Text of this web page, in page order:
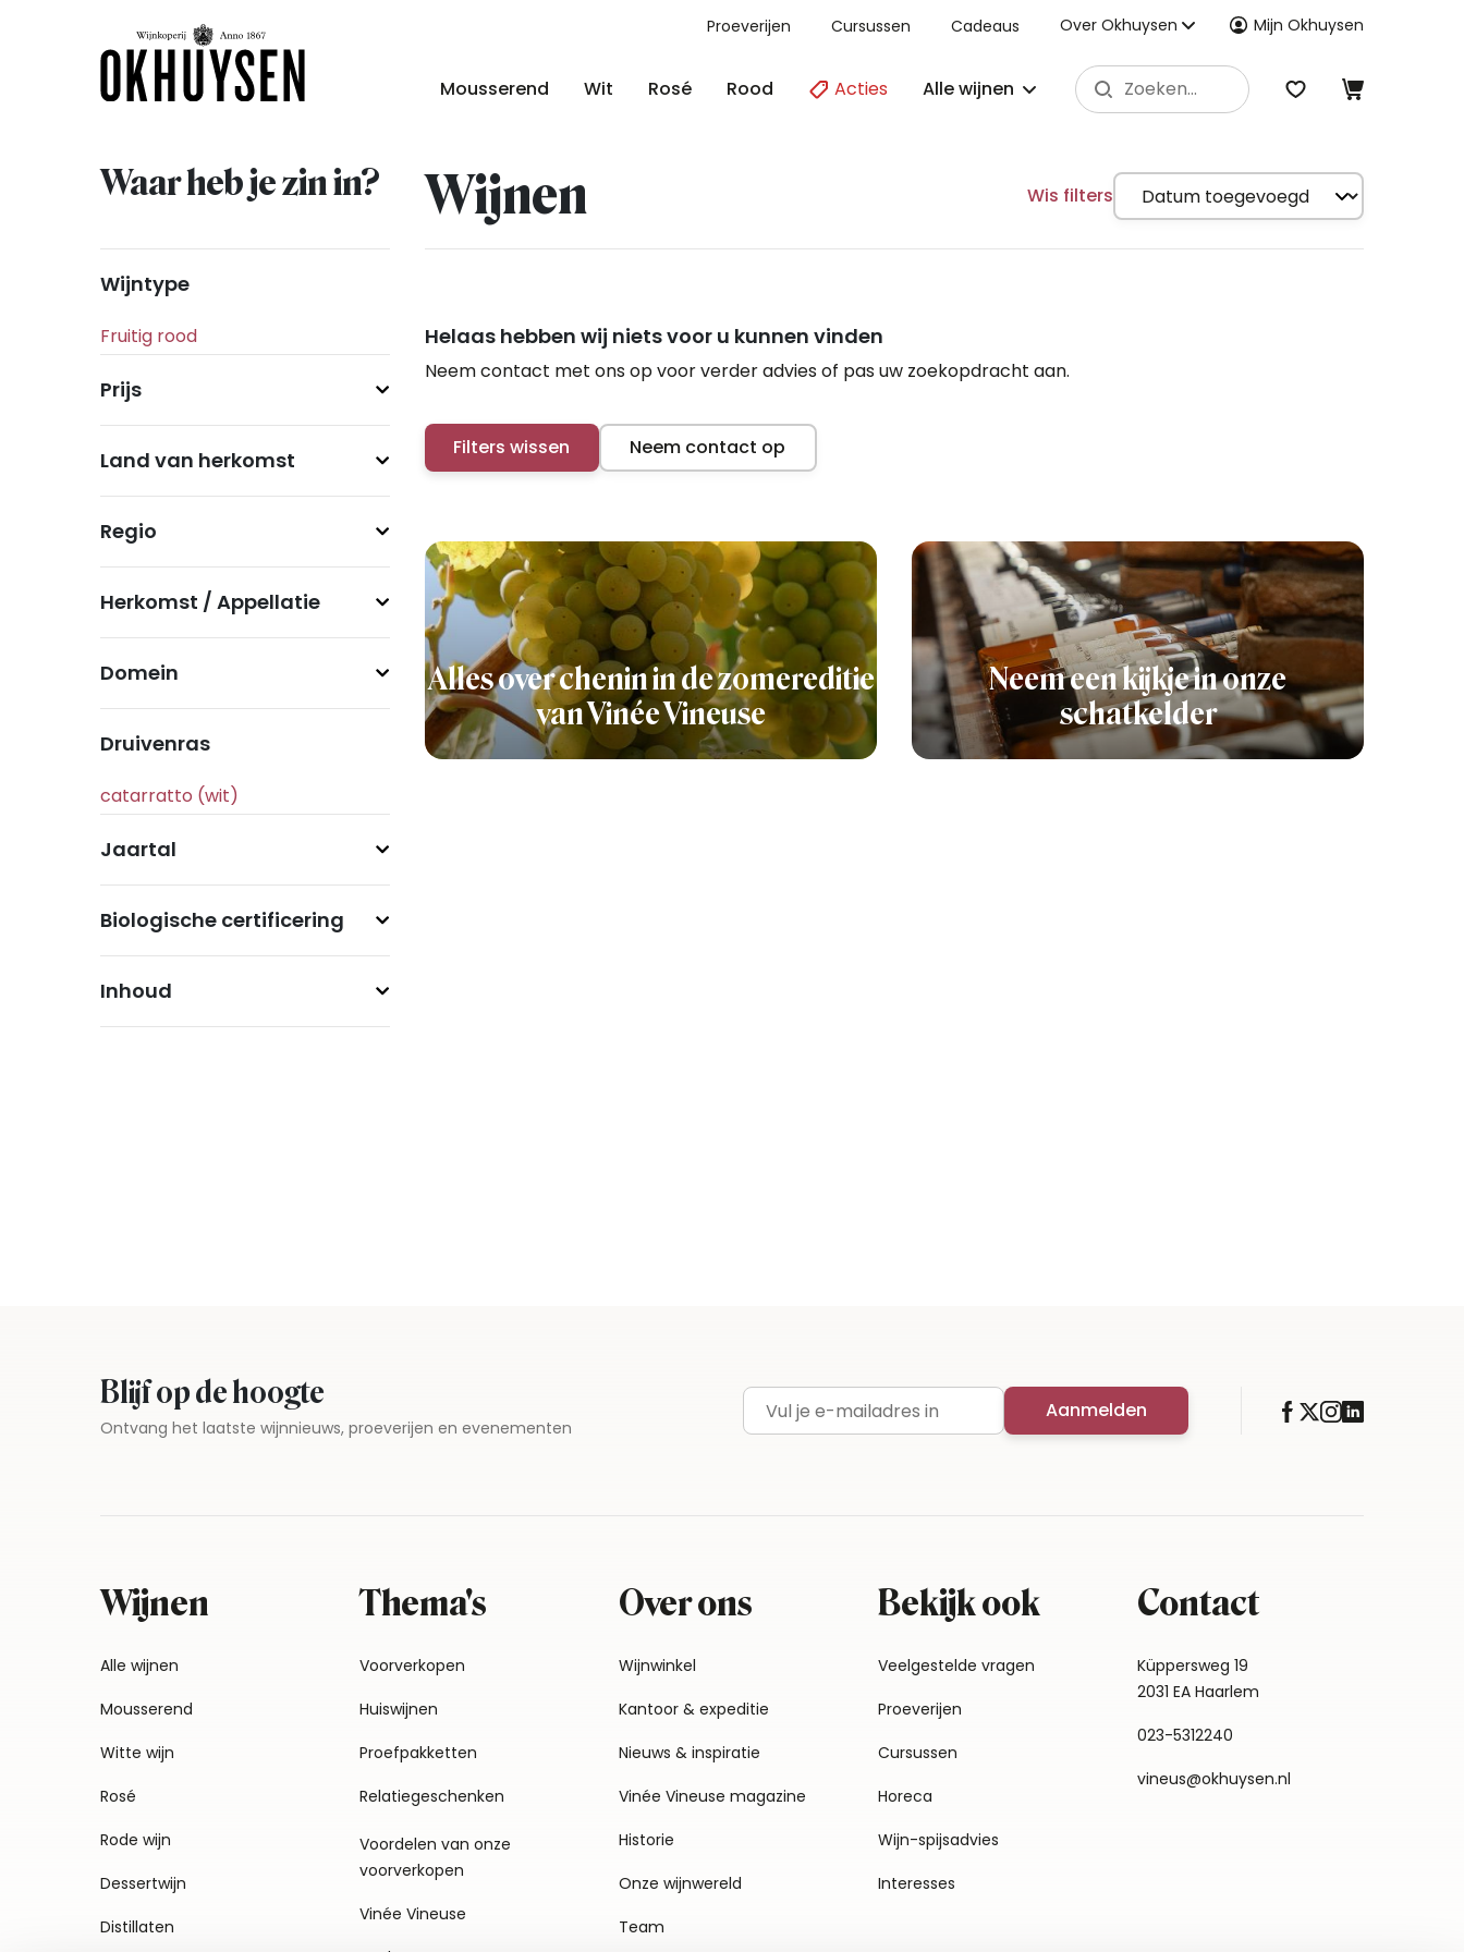
Proeverijen Cursussen Cadeaus Over Okhuysen Mijn Okhuysen
Mousserend Wit Rosé Rood Acties Alle wijnen
Waar heb je zin in? Wijnen Wis filters
Wijntype
Prijs
Land van herkomst
Regio
Herkomst / Appellatie
Domein
Druivenras
Jaartal
Biologische certificering
Inhoud
Helaas hebben wij niets voor u kunnen vinden
Neem contact met ons op voor verder advies of pas uw zoekopdracht aan.
Filters wissen Neem contact op
Alles over chenin in de zomereditie
van Vinée Vineuse
Neem een kijkje in onze
schatkelder
Blijf op de hoogte
Ontvang het laatste wijnnieuws, proeverijen en evenementen E-mailadres Aanmelden
Wijnen
Alle wijnen
Mousserend
Witte wijn
Rosé
Rode wijn
Dessertwijn
Distillaten
Thema's
Voorverkopen
Huiswijnen
Proefpakketten
Relatiegeschenken
Voordelen van onze
voorverkopen
Vinée Vineuse
Over ons
Wijnwinkel
Kantoor & expeditie
Nieuws & inspiratie
Vinée Vineuse magazine
Historie
Onze wijnwereld
Team
Bekijk ook
Veelgestelde vragen
Proeverijen
Cursussen
Horeca
Wijn-spijsadvies
Interesses
Contact
Küppersweg 19
2031 EA Haarlem
023-5312240
vineus@okhuysen.nl